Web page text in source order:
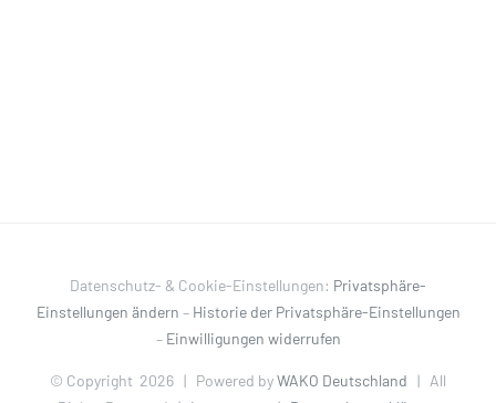
Datenschutz- & Cookie-Einstellungen: Privatsphäre-
Einstellungen ändern – Historie der Privatsphäre-Einstellungen
– Einwilligungen widerrufen
© Copyright 2026 | Powered byWAKO Deutschland | All